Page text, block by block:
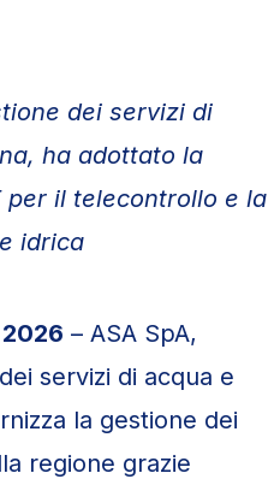
dei servizi di
ha adottato la
per il telecontrollo e la
idrica
– ASA SpA,
servizi di acqua e
la gestione dei
regione grazie